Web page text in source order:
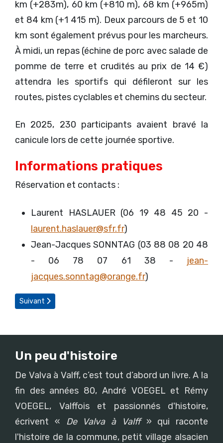
km (+283m), 60 km (+810 m), 68 km (+965m)
et 84 km (+1 415 m). Deux parcours de 5 et 10
km sont également prévus pour les marcheurs.
À midi, un repas (échine de porc avec salade de
pomme de terre et crudités au prix de 14 €)
attendra les sportifs qui défileront sur les
routes, pistes cyclables et chemins du secteur.
En 2025, 230 participants avaient bravé la
canicule lors de cette journée sportive.
Informations pratiques
Réservation et contacts :
Laurent HASLAUER (06 19 48 45 20 -
laurent.haslauer@sfr.fr)
Jean-Jacques SONNTAG (03 88 08 20 48
- 06 78 07 61 38 - jean-
jacques.sonntag@orange.fr)
Article suivant : Dominique Neff a monté plus de 200 fois au
Suivant
Un peu d'histoire
De Valva à Valff, c’est tout d’abord un livre. A la
fin des années 80, André VOEGEL et Rémy
VOEGEL, Valffois et passionnés d'histoire,
écrivent « De Valva à Valff» qui raconte
l'histoire de la commune, petit village alsacien